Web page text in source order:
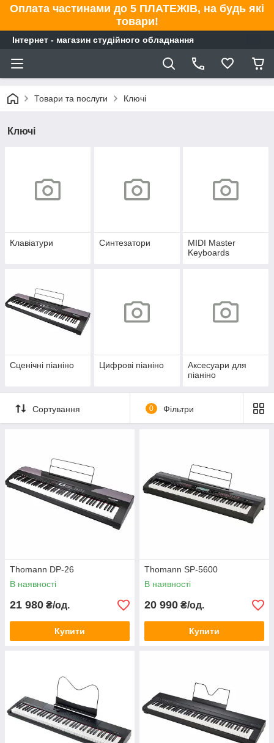
Оплата частинами до 5 ПЛАТЕЖІВ, на будь які
товари!
Інтернет - магазин студійного обладнання
Товари та послуги Ключі
Ключі
Клавіатури Синтезатори
MIDI Master
Keyboards
Сценічні піаніно Цифрові піаніно
Аксесуари для
піаніно
Сортування 0 Фільтри
Thomann DP-26
В наявності
21 980 ₴/од.
Купити
Thomann SP-5600
В наявності
20 990 ₴/од.
Купити